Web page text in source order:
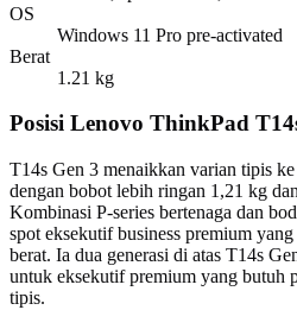
OS
Windows 11 Pro pre-activated
Berat
1.21 kg
Posisi Lenovo ThinkPad
T14s Gen 3 menaikkan varian tipis
dengan bobot lebih ringan 1,21 kg
Kombinasi P-series bertenaga dan
spot eksekutif business premium
berat. Ia dua generasi di atas T14s
untuk eksekutif premium yang butuh
tipis.